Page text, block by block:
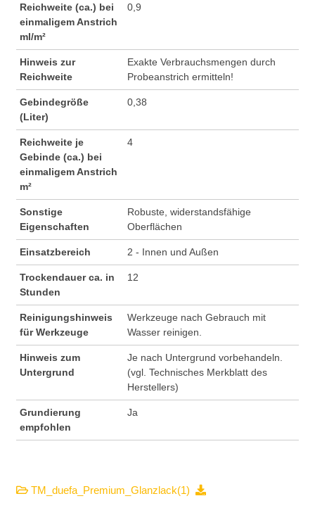
Reichweite (ca.) bei
einmaligem Anstrich
ml/m²
0,9
Hinweis zur
Reichweite
Exakte Verbrauchsmengen durch
Probeanstrich ermitteln!
Gebindegröße
(Liter)
0,38
Reichweite je
Gebinde (ca.) bei
einmaligem Anstrich
m²
4
Sonstige
Eigenschaften
Robuste, widerstandsfähige
Oberflächen
Einsatzbereich 2 - Innen und Außen
Trockendauer ca. in
Stunden
12
Reinigungshinweis
für Werkzeuge
Werkzeuge nach Gebrauch mit
Wasser reinigen.
Hinweis zum
Untergrund
Je nach Untergrund vorbehandeln.
(vgl. Technisches Merkblatt des
Herstellers)
Grundierung
empfohlen
Ja
TM_duefa_Premium_Glanzlack(1)